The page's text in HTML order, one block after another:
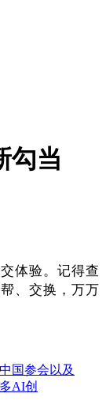
勾当
体验。记得查
、交换，万万
国参会以及
AI创